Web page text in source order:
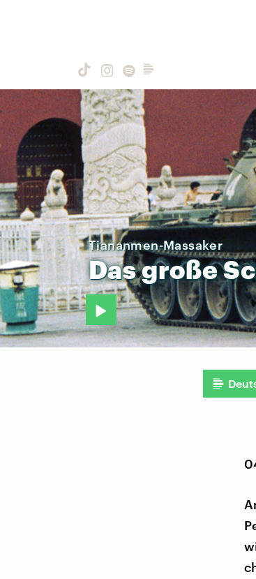
Tiananmen-Massaker
Dasgroße